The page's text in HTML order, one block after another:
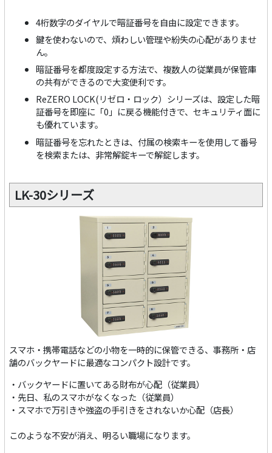
4桁数字のダイヤルで暗証番号を自由に設定できます。
鍵を使わないので、煩わしい管理や紛失の心配がありませ
ん。
暗証番号を都度設定する方法で、複数人の従業員が保管庫
の共有ができるので大変便利です。
ReZERO LOCK(リゼロ・ロック）シリーズは、設定した暗
証番号を即座に「0」に戻る機能付きで、セキュリティ面に
も優れています。
暗証番号を忘れたときは、付属の検索キーを使用して番号
を検索または、非常解錠キーで解錠します。
LK-30シリーズ
スマホ・携帯電話などの小物を一時的に保管できる、事務所・店
舗のバックヤードに最適なコンパクト設計です。
・バックヤードに置いてある財布が心配（従業員）
・先日、私のスマホがなくなった（従業員）
・スマホで万引きや強盗の手引きをされないか心配（店長）
このような不安が消え、明るい職場になります。